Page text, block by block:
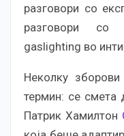
разговори со
разговори
gaslighting во
Неколку
термин: се смета
Патрик Хамилтон